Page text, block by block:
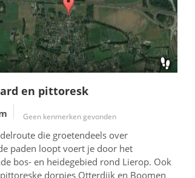
en pittoresk
Geen kenmerken gevonden
die groetendeels over
paden loopt voert je door het
bos- en heidegebied rond Lierop. Ook
dorpjes Otterdijk en Boomen